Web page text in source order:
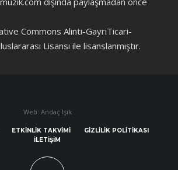
Commons Alıntı-GayriTicari-
Lisansı ile lisanslanmıştır.
Web: Andaç Işık
ETKINLIK TAKVIMI
GIZLILIK POLITIKASI
İLETIŞIM